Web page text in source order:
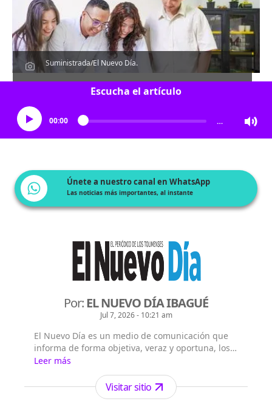
Suministrada/El Nuevo Día.
Escucha el artículo
00:00 …
Únete a nuestro canal en WhatsApp
Las noticias más importantes, al instante
Por:EL NUEVO DÍA IBAGUÉ
Jul 7, 2026 - 10:21 am
El Nuevo Día es un medio de comunicación que
informa de forma objetiva, veraz y oportuna, los
sucesos de actualidad en Ibagué, el Tolima,
Colombia y el Mundo.
Leer más
Visitar sitio